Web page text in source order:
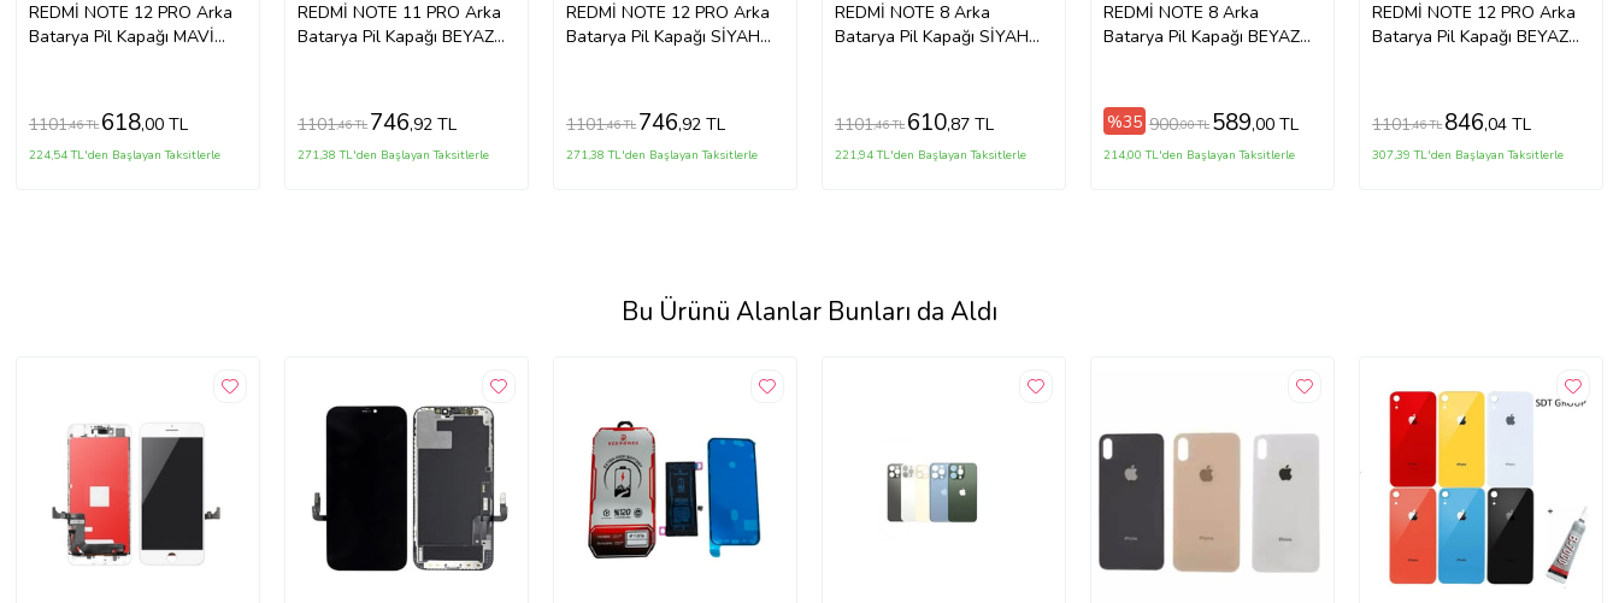
REDMİ NOTE 12 PRO Arka
Batarya Pil Kapağı MAVİ
1101,46 TL 618,00 TL
224,54 TL'den Başlayan Taksitlerle
REDMİ NOTE 11 PRO Arka
Batarya Pil Kapağı BEYAZ
1101,46 TL 746,92 TL
271,38 TL'den Başlayan Taksitlerle
REDMİ NOTE 12 PRO Arka
Batarya Pil Kapağı SİYAH
1101,46 TL 746,92 TL
271,38 TL'den Başlayan Taksitlerle
REDMİ NOTE 8 Arka
Batarya Pil Kapağı SİYAH
1101,46 TL 610,87 TL
221,94 TL'den Başlayan Taksitlerle
REDMİ NOTE 8 Arka
Batarya Pil Kapağı BEYAZ
%35 900,00 TL 589,00 TL
214,00 TL'den Başlayan Taksitlerle
REDMİ NOTE 12 PRO Arka
Batarya Pil Kapağı BEYAZ
1101,46 TL 846,04 TL
307,39 TL'den Başlayan Taksitlerle
Bu Ürünü Alanlar Bunları da Aldı